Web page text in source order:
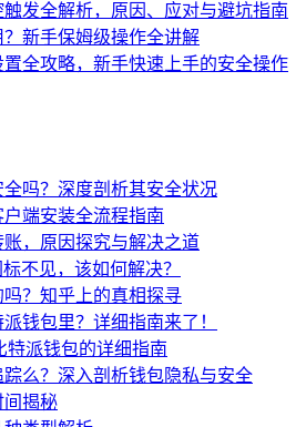
触发全解析，原因、应对与避坑指南
？新手保姆级操作全讲解
置全攻略，新手快速上手的安全操作
全吗？深度剖析其安全状况
端安装全流程指南
账，原因探究与解决之道
不见，该如何解决？
吗？知乎上的真相探寻
钱包里？详细指南来了！
特派钱包的详细指南
踪么？深入剖析钱包隐私与安全
间揭秘